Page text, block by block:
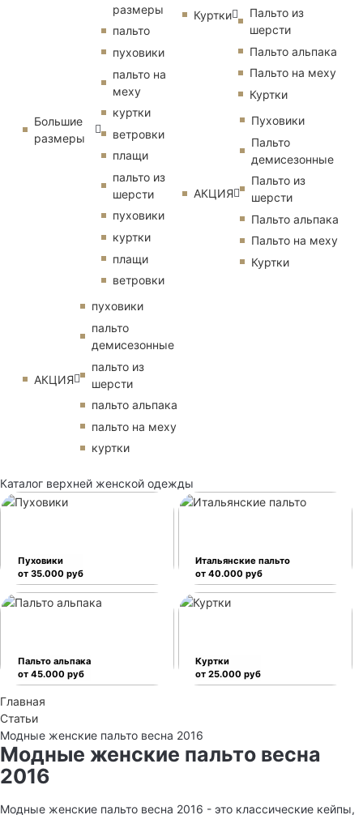
Большие
размеры
размеры
пальто
пуховики
пальто на
меху
куртки
ветровки
плащи
пальто из
шерсти
пуховики
куртки
плащи
ветровки
АКЦИЯ
пуховики
пальто
демисезонные
пальто из
шерсти
пальто альпака
пальто на меху
куртки
Куртки
Пальто из
шерсти
Пальто альпака
Пальто на меху
Куртки
АКЦИЯ
Пуховики
Пальто
демисезонные
Пальто из
шерсти
Пальто альпака
Пальто на меху
Куртки
Каталог верхней женской одежды
Пуховики
от 35.000 руб
Итальянские пальто
от 40.000 руб
Пальто альпака
от 45.000 руб
Куртки
от 25.000 руб
Главная
Статьи
Модные женские пальто весна 2016
Модные женские пальто весна
2016
Модные женские пальто весна 2016 - это классические кейпы,